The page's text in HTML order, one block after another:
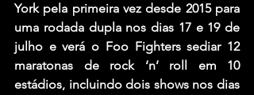
York pela primeira vez desde 2015 para
uma rodada dupla nos dias 17 e 19 de
julho e verá o Foo Fighters sediar 12
maratonas de rock ‘n’ roll em 10
estádios, incluindo dois shows nos dias